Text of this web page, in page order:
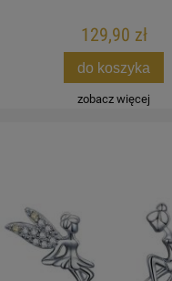
129,90 zł
do koszyka
zobacz więcej